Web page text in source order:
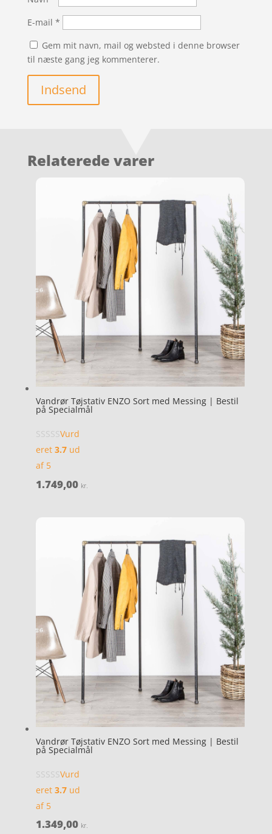
E-mail *
Gem mit navn, mail og websted i denne browser
til næste gang jeg kommenterer.
Indsend
Relaterede varer
Vandrør Tøjstativ ENZO Sort med Messing | Bestil
på Specialmål
Vurd
eret 3.7ud
af 5
1.749,00 kr.
Vandrør Tøjstativ ENZO Sort med Messing | Bestil
på Specialmål
Vurd
eret 3.7ud
af 5
1.349,00 kr.